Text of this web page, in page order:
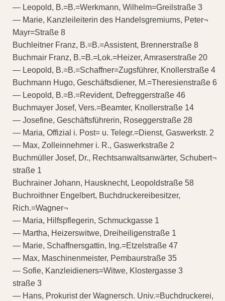
— Leopold, B.=B.=Werkmann, Wilhelm=Greilstraße 3
— Marie, Kanzleileiterin des Handelsgremiums, Peter¬
Mayr=Straße 8
Buchleitner Franz, B.=B.=Assistent, Brennerstraße 8
Buchmair Franz, B.=B.=Lok.=Heizer, Amraserstraße 20
— Leopold, B.=B.=Schaffner=Zugsführer, Knollerstraße 4
Buchmann Hugo, Geschäftsdiener, M.=Theresienstraße 6
— Leopold, B.=B.=Revident, Defreggerstraße 46
Buchmayer Josef, Vers.=Beamter, Knollerstraße 14
— Josefine, Geschäftsführerin, Roseggerstraße 28
— Maria, Offizial i. Post= u. Telegr.=Dienst, Gaswerkstr. 2
— Max, Zolleinnehmer i. R., Gaswerkstraße 2
Buchmüller Josef, Dr., Rechtsanwaltsanwärter, Schubert¬
straße 1
Buchrainer Johann, Hausknecht, Leopoldstraße 58
Buchroithner Engelbert, Buchdruckereibesitzer,
Rich.=Wagner¬
— Maria, Hilfspflegerin, Schmuckgasse 1
— Martha, Heizerswitwe, Dreiheiligenstraße 1
— Marie, Schaffnersgattin, Ing.=Etzelstraße 47
— Max, Maschinenmeister, Pembaurstraße 35
— Sofie, Kanzleidieners=Witwe, Klostergasse 3
straße 3
— Hans, Prokurist der Wagnersch. Univ.=Buchdruckerei,